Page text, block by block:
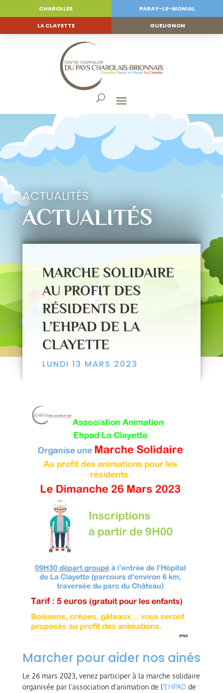
CHAROLLES PARAY-LE-MONIAL
LA CLAYETTE GUEUGNON
ACTUALITÉS
ACTUALITÉS
MARCHE SOLIDAIRE
AU PROFIT DES
RÉSIDENTS DE
L’EHPAD DE LA
CLAYETTE
LUNDI 13 MARS 2023
Marcher pour aider nos ainés
Le 26 mars 2023, venez participer à la marche solidaire
organisée par l’association d’animation de l’EHPADde